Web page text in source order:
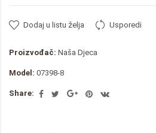
Dodaj u listu želja Usporedi
Proizvođač: Naša Djeca
Model: 07398-8
Share: